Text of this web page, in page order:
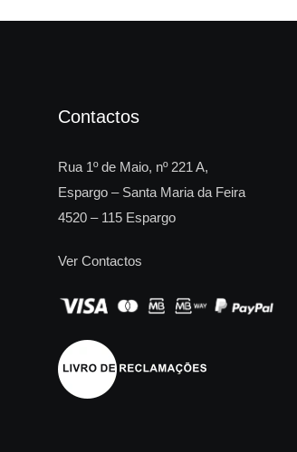
Contactos
Rua 1º de Maio, nº 221 A,
Espargo – Santa Maria da Feira
4520 – 115 Espargo
Ver Contactos